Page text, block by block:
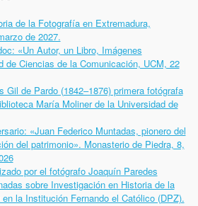
de la Fotografía en Extremadura,
de 2027.
«Un Autor, un Libro, Imágenes
de Ciencias de la Comunicación, UCM, 22
Gil de Pardo (1842–1876) primera fotógrafa
María Moliner de la Universidad de
«Juan Federico Muntadas, pionero del
del patrimonio». Monasterio de Piedra, 8,
por el fotógrafo Joaquín Paredes
sobre Investigación en Historia de la
la Institución Fernando el Católico (DPZ).